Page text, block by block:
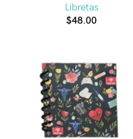
Libretas
$48.00